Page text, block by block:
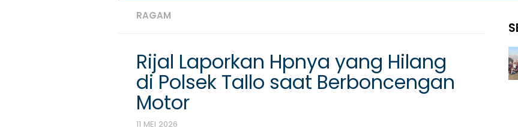
RAGAM
Rijal Laporkan Hpnya yang Hilang
di Polsek Tallo saat Berboncengan
Motor
11 MEI 2026